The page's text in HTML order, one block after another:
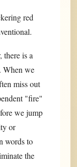
red
there is a
When we
miss out
"fire"
we jump
or
words to
the